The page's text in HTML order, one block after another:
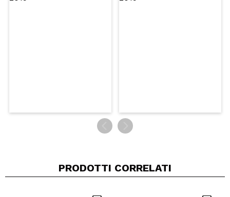
Consiglieresti questo acquisto?
PRODOTTI CORRELATI